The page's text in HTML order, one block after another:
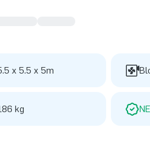
x 5.5 x 5m
kg